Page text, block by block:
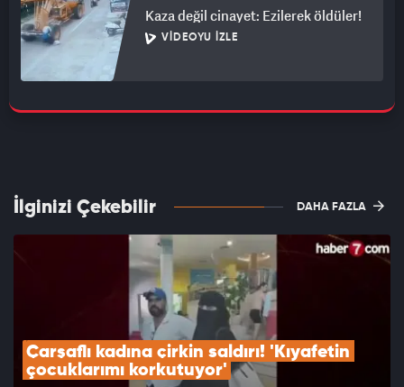
Kaza değil cinayet: Ezilerek öldüler!
VIDEOYU İZLE
İlginizi Çekebilir DAHA FAZLA
Çarşaflı kadına çirkin saldırı! 'Kıyafetin
çocuklarımı korkutuyor'